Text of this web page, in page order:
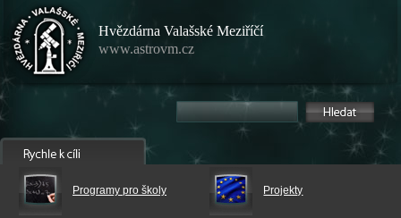
Hvězdárna Valašské Meziříčí
www.astrovm.cz
Programy pro školy Projekty